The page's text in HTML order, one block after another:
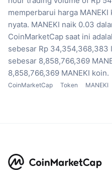
memperbarui harga MANEKI
nyata. MANEKI naik 0.03
CoinMarketCap saat ini
sebesar Rp 34,354,368,383
sebesar 8,858,766,369
8,858,766,369 MANEKI koin.
CoinMarketCap Token MANEKI